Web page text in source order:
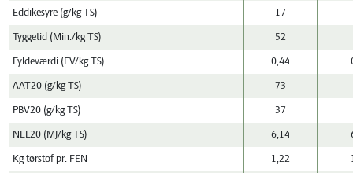
Eddikesyre (g/kg TS) 17
Tyggetid (Min./kg TS) 52
Fyldeværdi (FV/kg TS) 0,44
AAT20 (g/kg TS) 73
PBV20 (g/kg TS) 37
NEL20 (MJ/kg TS) 6,14
Kg tørstof pr. FEN 1,22